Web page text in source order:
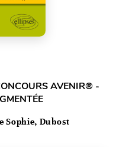
AVENIR® -
Sophie, Dubost